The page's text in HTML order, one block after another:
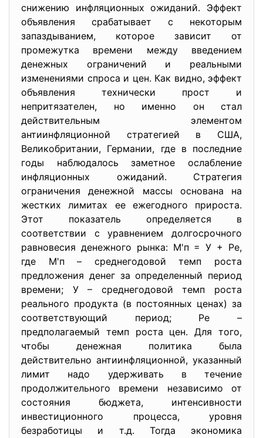
снижению инфляционных ожиданий. Эффект
объявления срабатывает с некоторым
запаздыванием, которое зависит от
промежутка времени между введением
денежных ограничений и реальными
изменениями спроса и цен. Как видно, эффект
объявления технически прост и
непритязателен, но именно он стал
действительным элементом
антиинфляционной стратегией в США,
Великобритании, Германии, где в последние
годы наблюдалось заметное ослабление
инфляционных ожиданий. Стратегия
ограничения денежной массы основана на
жестких лимитах ее ежегодного прироста.
Этот показатель определяется в
соответствии с уравнением долгосрочного
равновесия денежного рынка: М'п = У + Ре,
где М'п – среднегодовой темп роста
предложения денег за определенный период
времени; У – среднегодовой темп роста
реального продукта (в постоянных ценах) за
соответствующий период; Ре –
предполагаемый темп роста цен. Для того,
чтобы денежная политика была
действительно антиинфляционной, указанный
лимит надо удерживать в течение
продолжительного времени независимо от
состояния бюджета, интенсивности
инвестиционного процесса, уровня
безработицы и т.д. Тогда экономика